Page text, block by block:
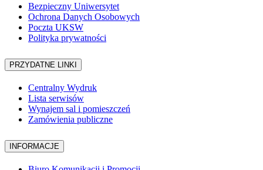
Bezpieczny Uniwersytet
Ochrona Danych Osobowych
Poczta UKSW
Polityka prywatności
PRZYDATNE LINKI
Centralny Wydruk
Lista serwisów
Wynajem sal i pomieszczeń
Zamówienia publiczne
INFORMACJE